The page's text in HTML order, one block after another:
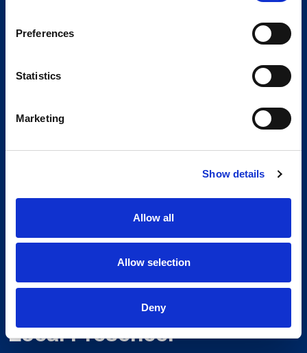
Preferences
Statistics
Marketing
Show details
Allow all
Allow selection
Deny
Global Spirit,
Local Presence.